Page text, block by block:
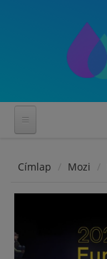
Címlap Mozi